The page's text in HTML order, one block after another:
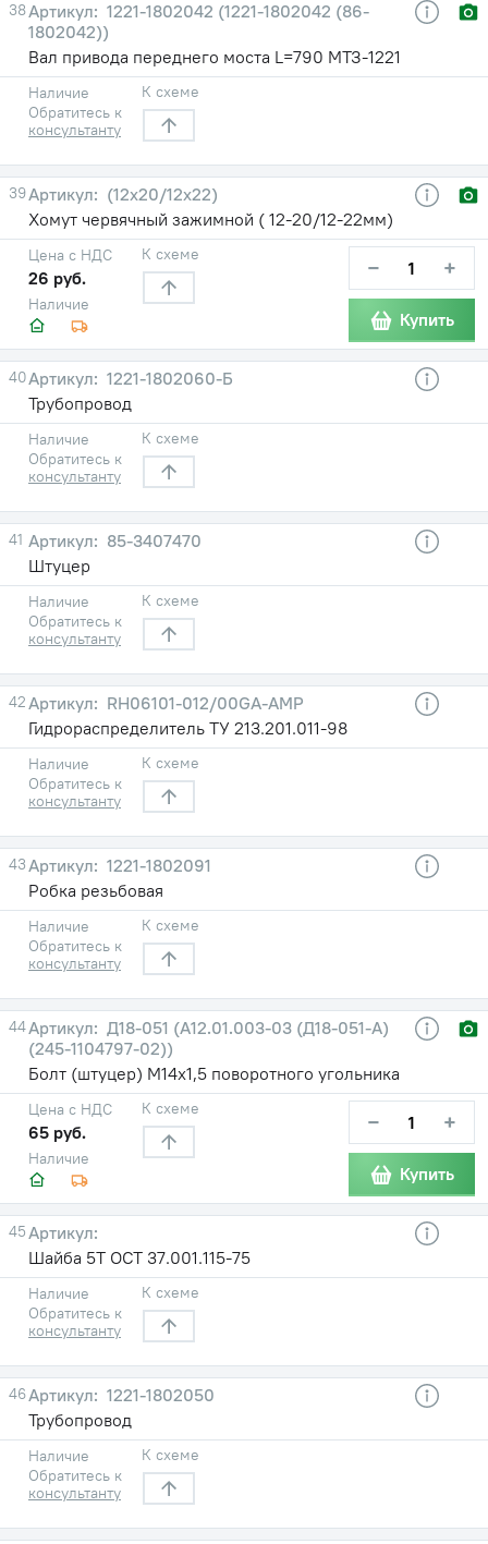
38
1221-1802042 (1221-1802042 (86-
1802042))
Вал привода переднего моста L=790 МТЗ-1221
Наличие
Обратитесь к
консультанту
К схеме
39
(12х20/12х22)
Хомут червячный зажимной ( 12-20/12-22мм)
Наличие
Цена с НДС
26 руб.
К схеме − +
Купить
40
1221-1802060-Б
Трубопровод
Наличие
Обратитесь к
консультанту
К схеме
41
85-3407470
Штуцер
Наличие
Обратитесь к
консультанту
К схеме
42
RH06101-012/00GA-AMP
Гидрораспределитель ТУ 213.201.011-98
Наличие
Обратитесь к
консультанту
К схеме
43
1221-1802091
Робка резьбовая
Наличие
Обратитесь к
консультанту
К схеме
44
Д18-051 (А12.01.003-03 (Д18-051-А)
(245-1104797-02))
Болт (штуцер) М14х1,5 поворотного угольника
Наличие
Цена с НДС
65 руб.
К схеме − +
Купить
45
Шайба 5Т ОСТ 37.001.115-75
Наличие
Обратитесь к
консультанту
К схеме
46
1221-1802050
Трубопровод
Наличие
Обратитесь к
консультанту
К схеме